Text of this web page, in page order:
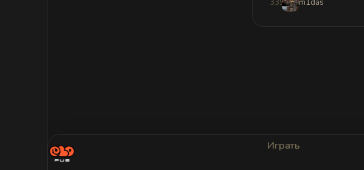
339 m1das
Играть